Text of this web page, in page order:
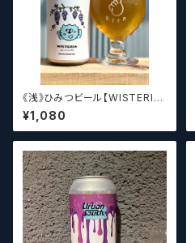
《浅》ひみつビール【WISTERIA】
／ ウィステリア
¥1,080